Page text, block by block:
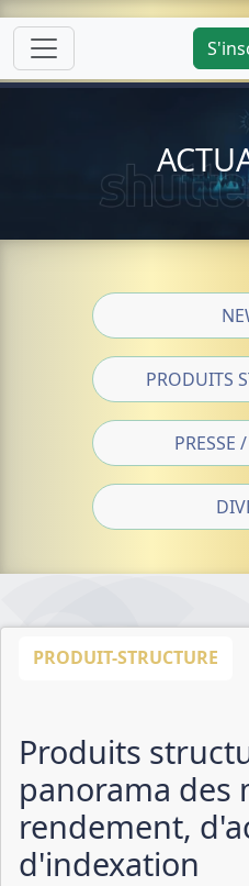
PRODUITS
PRESSE
PRODUIT-STRUCTURE
Produits
panorama des
rendement,
d'indexation